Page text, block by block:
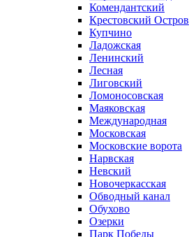
Комендантский
Крестовский Остров
Купчино
Ладожская
Ленинский
Лесная
Лиговский
Ломоносовская
Маяковская
Международная
Московская
Московские ворота
Нарвская
Невский
Новочеркасская
Обводный канал
Обухово
Озерки
Парк Победы